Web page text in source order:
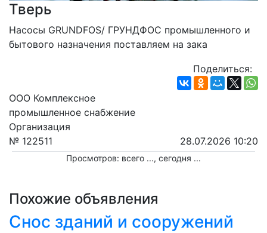
Тверь
Насосы GRUNDFOS/ ГРУНДФОС промышленного и
бытового назначения поставляем на зака
Поделиться:
ООО Комплексное
промышленное снабжение
Организация
№ 122511
28.07.2026 10:20
Просмотров: всего ..., сегодня ...
Похожие объявления
Снос зданий и сооружений